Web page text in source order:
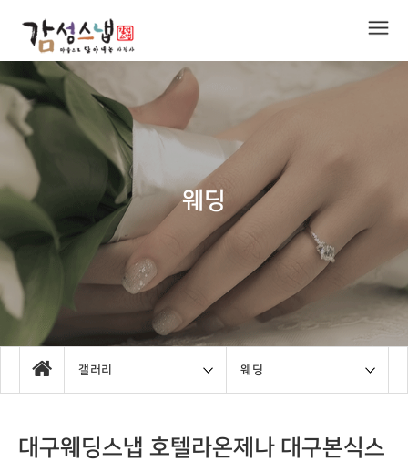
웨딩
갤러리 웨딩
대구웨딩스냅 호텔라온제나 대구본식스